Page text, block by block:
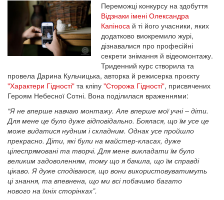
Переможці конкурсу на здобуття
Відзнаки імені Олександра
Капіноса й ті його учасники, яких
додатково виокремило журі,
дізнавалися про професійні
секрети знімання й відеомонтажу.
Триденний курс створила та
провела Дарина Кульчицька, авторка й режисерка проєкту
"Характери Гідності" та кліпу "Сторожа Гідності", присвячених
Героям Небесної Сотні. Вона поділилася враженнями:
“Я не вперше навчаю монтажу. Але вперше мої учні – діти.
Для мене це було дуже відповідально. Боялася, що їм усе це
може видатися нудним і складним. Однак усе пройшло
прекрасно. Діти, які були на майстер-класах, дуже
цілеспрямовані та творчі. Для мене викладати їм було
великим задоволенням, тому що я бачила, що їм справді
цікаво. Я дуже сподіваюся, що вони використовуватимуть
ці знання, та впевнена, що ми всі побачимо багато
нового на їхніх сторінках”.